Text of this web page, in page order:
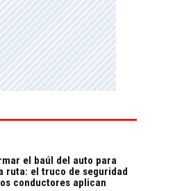
el baúl del auto para
ruta: el truco de seguridad
conductores aplican